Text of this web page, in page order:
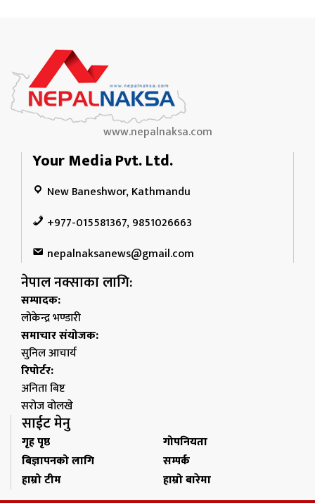
www.nepalnaksa.com
Your Media Pvt. Ltd.
New Baneshwor, Kathmandu
+977-015581367, 9851026663
nepalnaksanews@gmail.com
नेपाल नक्साका लागि:
सम्पादक:
लोकेन्द्र भण्डारी
समाचार संयोजक:
सुनिल आचार्य
रिपोर्टर:
अनिता बिष्ट
सरोज वोलखे
साईट मेनु
गृह पृष्ठ
गोपनियता
बिज्ञापनको लागि
सम्पर्क
हाम्रो टीम
हाम्रो बारेमा